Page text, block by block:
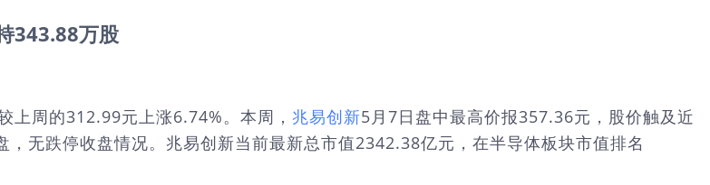
343.88万股
上周的312.99元上涨6.74%。本周， 兆易创新5月7日盘中最高价报357.36元，股价触及近
无跌停收盘情况。兆易创新当前最新总市值2342.38亿元，在半导体板块市值排名